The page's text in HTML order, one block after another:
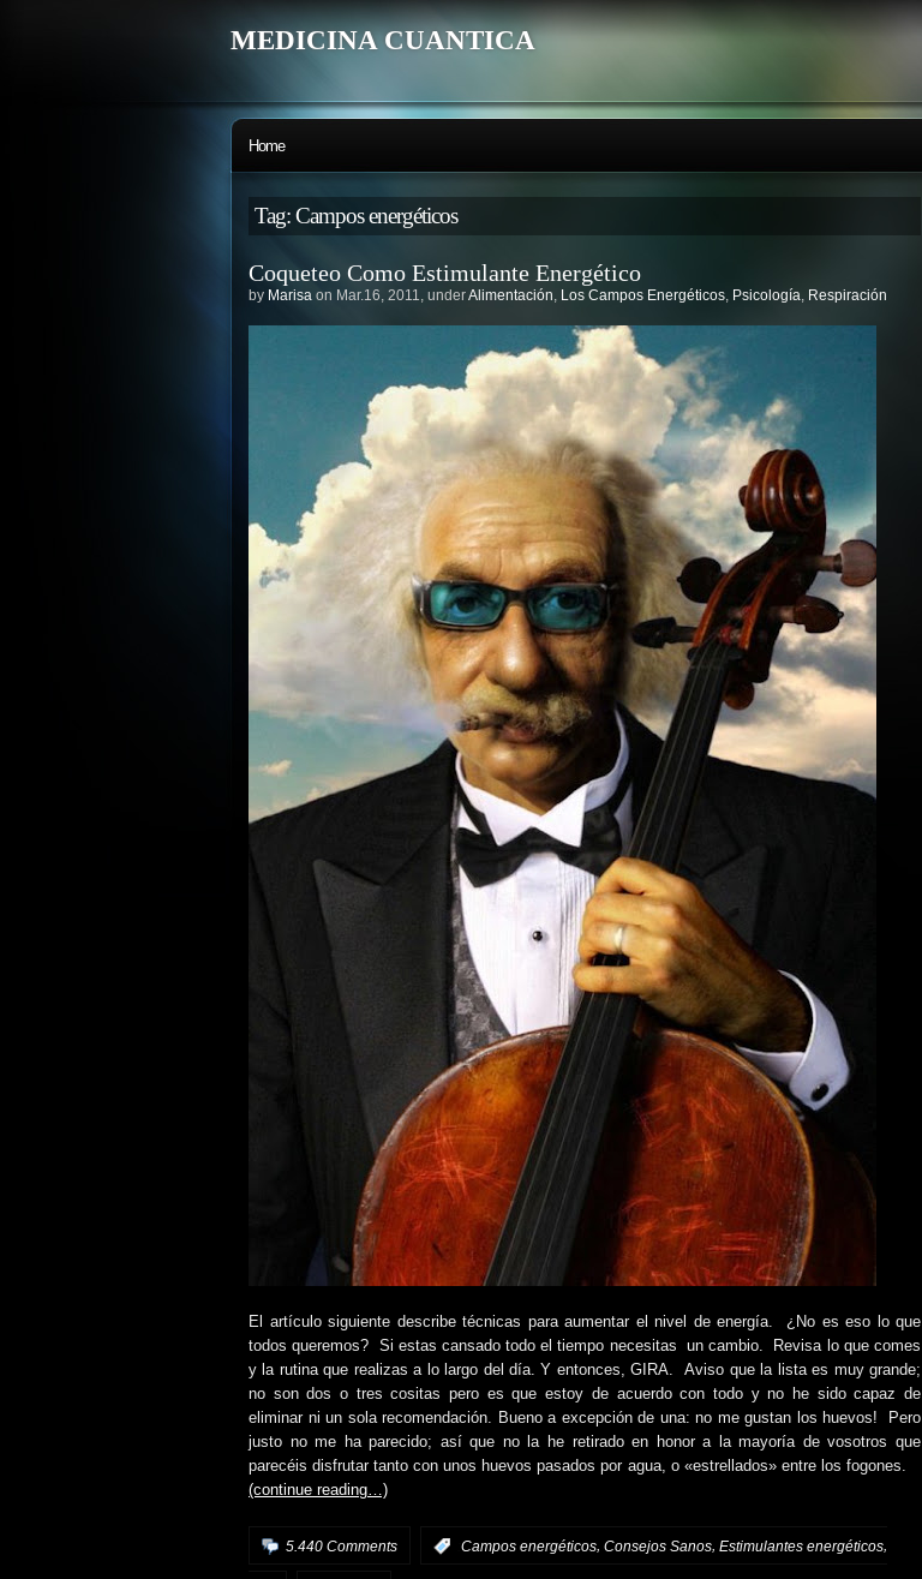
MEDICINA CUANTICA
Home
Tag: Campos energéticos
Coqueteo Como Estimulante Energético
by Marisa on Mar.16, 2011, underAlimentación, Los Campos Energéticos, Psicología, Respiración
El artículo siguiente describe técnicas para aumentar el nivel de energía. ¿No es eso lo que
todos queremos? Si estas cansado todo el tiempo necesitas un cambio. Revisa lo que comes
y la rutina que realizas a lo largo del día. Y entonces, GIRA. Aviso que la lista es muy grande;
no son dos o tres cositas pero es que estoy de acuerdo con todo y no he sido capaz de
eliminar ni un sola recomendación. Bueno a excepción de una: no me gustan los huevos! Pero
justo no me ha parecido; así que no la he retirado en honor a la mayoría de vosotros que
parecéis disfrutar tanto con unos huevos pasados por agua, o «estrellados» entre los fogones.
(continue reading…)
5.440 Comments Campos energéticos, Consejos Sanos, Estimulantes energéticos,